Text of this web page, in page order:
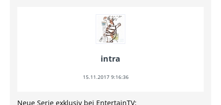
intra
15.11.2017 9:16:36
Neue Serie exklusiv bei EntertainTV: